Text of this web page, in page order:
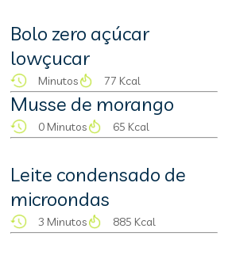
Bolo zero açúcar
lowçucar
Minutos 77 Kcal
Musse de morango
0 Minutos 65 Kcal
Leite condensado de
microondas
3 Minutos 885 Kcal